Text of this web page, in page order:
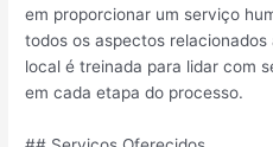
em proporcionar um serviço
todos os aspectos
local é treinada para lidar com
em cada etapa do processo.